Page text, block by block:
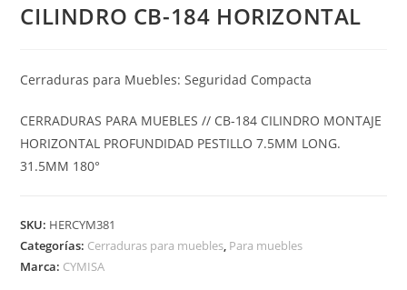
CILINDRO CB-184 HORIZONTAL
Cerraduras para Muebles: Seguridad Compacta
CERRADURAS PARA MUEBLES // CB-184 CILINDRO MONTAJE
HORIZONTAL PROFUNDIDAD PESTILLO 7.5MM LONG.
31.5MM 180°
SKU: HERCYM381
Categorías: Cerraduras para muebles, Para muebles
Marca: CYMISA